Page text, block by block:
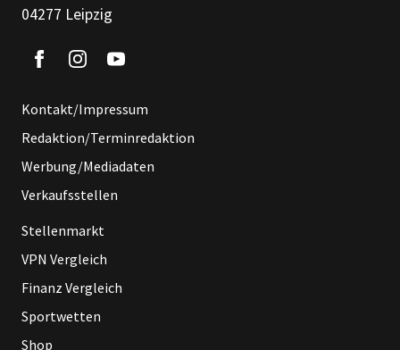
04277 Leipzig
Kontakt/Impressum
Redaktion/Terminredaktion
Werbung/Mediadaten
Verkaufsstellen
Stellenmarkt
VPN Vergleich
Finanz Vergleich
Sportwetten
Shop